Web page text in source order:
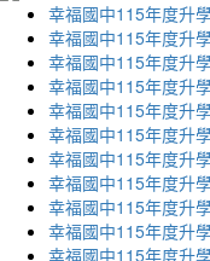
幸福國中115年度升
幸福國中115年度升
幸福國中115年度升
幸福國中115年度升
幸福國中115年度升
幸福國中115年度升
幸福國中115年度升
幸福國中115年度升
幸福國中115年度升
幸福國中115年度升
幸福國中115年度升